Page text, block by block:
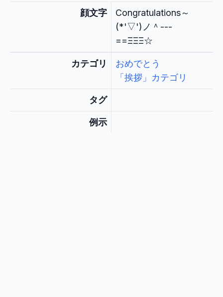
顔文字
Congratulations～
(*'▽')ノ＾---
==ΞΞΞ☆
カテゴリ
おめでとう
「挨拶」カテゴリ
タグ
例示